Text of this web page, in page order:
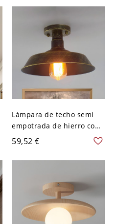
decoración de pájaro y
Lámpara de techo semi
empotrada de hierro con
sombra de granero y 1
bombilla para sala de
estar estilo granja en
59,52 €